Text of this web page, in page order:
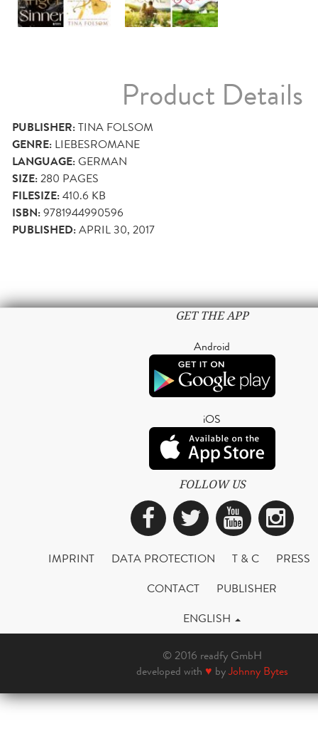
Product Details
PUBLISHER:TINA FOLSOM
GENRE: LIEBESROMANE
LANGUAGE:GERMAN
SIZE:280 PAGES
FILESIZE:410.6 KB
ISBN:9781944990596
PUBLISHED:APRIL 30, 2017
GET THE APP
Android
iOS
FOLLOW US
Facebook
Twitter
IMPRINT DATA PROTECTION T & C
PRESS
CONTACT
PUBLISHER
ENGLISH
© 2016 readfy GmbH
developed with ♥ byJohnny Bytes